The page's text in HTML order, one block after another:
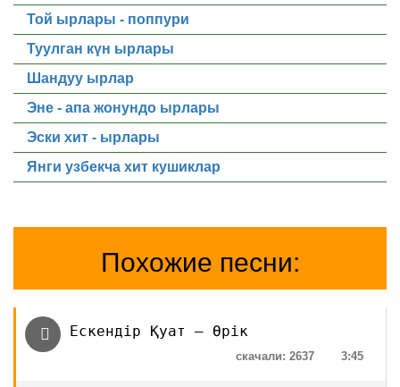
Той ырлары - поппури
Туулган күн ырлары
Шандуу ырлар
Эне - апа жонундо ырлары
Эски хит - ырлары
Янги узбекча хит кушиклар
Похожие песни:
Ескендір Қуат — Өрік
3:45
скачали: 2637